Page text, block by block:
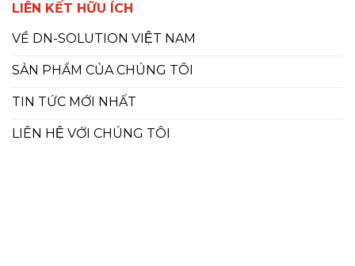
LIÊN KẾT HỮU ÍCH
VỀ DN-SOLUTION VIỆT NAM
SẢN PHẨM CỦA CHÚNG TÔI
TIN TỨC MỚI NHẤT
LIÊN HỆ VỚI CHÚNG TÔI